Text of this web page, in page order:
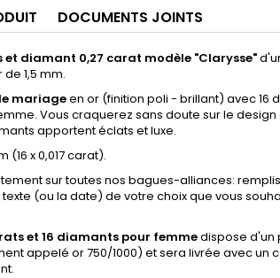
DOCUMENTS JOINTS
et diamant 0,27 carat modèle "Clarysse"
1,5 mm.
mariageen or (finition poli - brillant) avec 16
Vous craquerez sans doute sur le
apportent éclats et luxe.
(16 x 0,017 carat).
sur toutes nos bagues-alliances:
texte (ou la date) de votre choix que vous
et 16 diamants pour femmedispose d'un
appelé or 750/1000) et sera livrée avec un